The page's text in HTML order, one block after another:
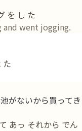
を し た
and went jogging.
た
がないから買ってき
あっ それから でん